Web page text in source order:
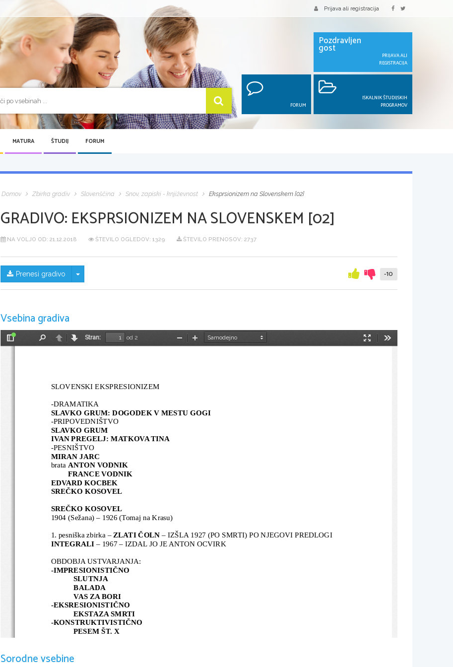
Prijava ali registracija
Pozdravljen
gost
PRIJAVA ALI
REGISTRACIJA
FORUM
ISKALNIK ŠTUDIJSKIH
PROGRAMOV
MATURA ŠTUDIJ FORUM
Domov Zbirka gradiv Slovenščina Snov, zapiski - književnost Eksprsionizem na Slovenskem [02]
GRADIVO: EKSPRSIONIZEM NA SLOVENSKEM [02]
NA VOLJO OD: 21.12.2018 ŠTEVILO OGLEDOV: 1329 ŠTEVILO PRENOSOV: 2737
Prenesi gradivo Skrij/prikaži meni -10
Vsebina gradiva
Preklopi
NazajNaprej
Stran:
od 2
Način
PomanjšajPovečaj
SLOVENSKI EKSPRESIONIZEM
-DRAMATIKA
SLAVKO GRUM: DOGODEK V MESTU GOGI
-PRIPOVEDNIŠTVO
SLAVKO GRUM
IVAN PREGELJ: MATKOVA TINA
-PESNIŠTVO
MIRAN JARC
brata ANTON VODNIK
         FRANCE VODNIK
EDVARD KOCBEK
SREČKO KOSOVEL
SREČKO KOSOVEL
1904 (Sežana) – 1926 (Tomaj na Krasu)
1. pesniška zbirka – ZLATI ČOLN – IZŠLA 1927 (PO SMRTI) PO NJEGOVI PREDLOGI
INTEGRALI – 1967 – IZDAL JO JE ANTON OCVIRK
OBDOBJA USTVARJANJA:
-IMPRESIONISTIČNO
SLUTNJA
BALADA
VAS ZA BORI
-EKSRESIONISTIČNO
EKSTAZA SMRTI
-KONSTRUKTIVISTIČNO
PESEM ŠT. X
Konstruktivizem je umetnostna smer, ki jo je začel Rus Vladimir Tatlin. Razvije se v likovni in
Sorodne vsebine